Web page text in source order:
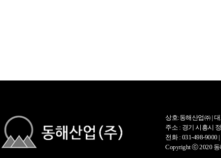
상호:동해산업㈜ |
주소 : 경기 시흥시
전화 : 031-498-9000
Copyright ⓒ 2020 동